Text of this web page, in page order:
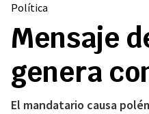
Política
Mensaje
genera
El mandatario causa